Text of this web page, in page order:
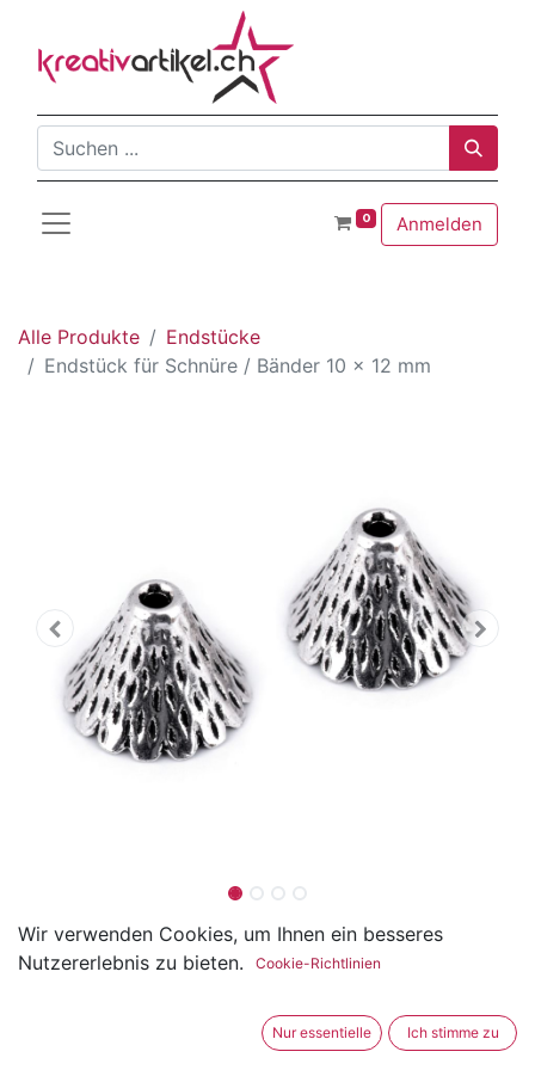
0 Anmelden
Alle Produkte
Endstücke
Endstück für Schnüre / Bänder 10 x 12 mm
Endstück für Schnüre / Bänder
10 x 12 mm
Wir verwenden Cookies, um Ihnen ein besseres
Nutzererlebnis zu bieten.
Cookie-Richtlinien
Nur essentielle Ich stimme zu